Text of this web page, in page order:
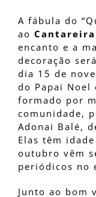
A fábula do
ao
encanto e a
decoração
dia 15 de
do Papai Noel
formado por
comunidade,
Adonai Balé,
Elas têm
outubro vêm
periódicos no
Junto ao bom